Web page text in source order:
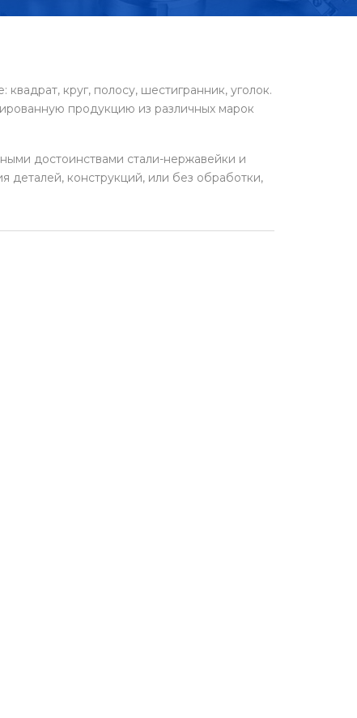
квадрат, круг, полосу, шестигранник, уголок.
продукцию из различных марок
достоинствами стали-нержавейки и
деталей, конструкций, или без обработки,